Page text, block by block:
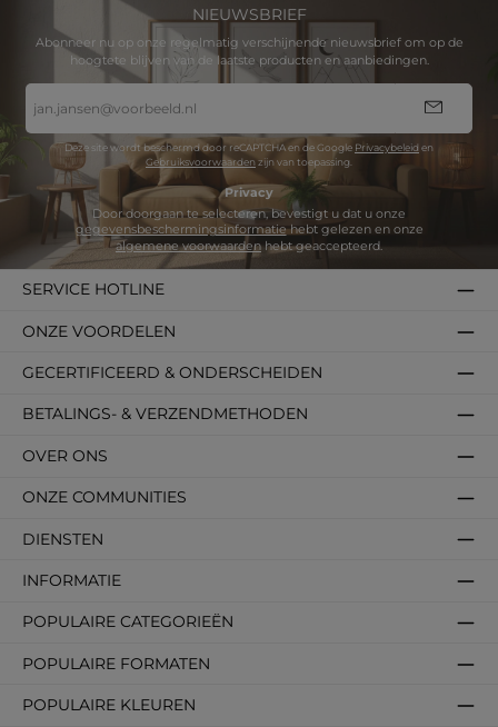
NIEUWSBRIEF
Abonneer nu op onze regelmatig verschijnende nieuwsbrief om op de
hoogtete blijven van de laatste producten en aanbiedingen.
mailadres
*
Deze site wordt beschermd door reCAPTCHA en de Google Privacybeleid en
Gebruiksvoorwaarden zijn van toepassing.
Privacy
gegevensbeschermingsinformatie
algemene voorwaardenhebt geaccepteerd.
SERVICE HOTLINE
DIENSTEN
INFORMATIE
POPULAIRE CATEGORIEËN
POPULAIRE FORMATEN
POPULAIRE KLEUREN
BETALINGS- & VERZENDMETHODEN
OVER ONS
GECERTIFICEERD & ONDERSCHEIDEN
ONZE VOORDELEN
ONZE COMMUNITIES